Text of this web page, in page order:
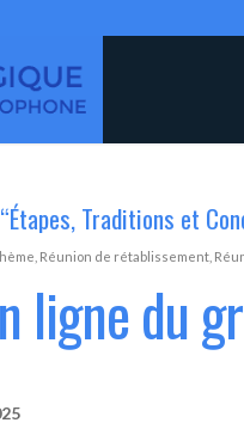
Traditions et
Réunion de rétablissement
ligne du